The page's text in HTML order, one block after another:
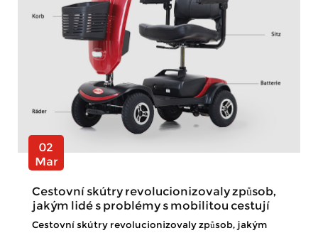
02
Mar
Cestovní skútry revolucionizovaly způsob,
jakým lidé s problémy s mobilitou cestují
Cestovní skútry revolucionizovaly způsob, jakým